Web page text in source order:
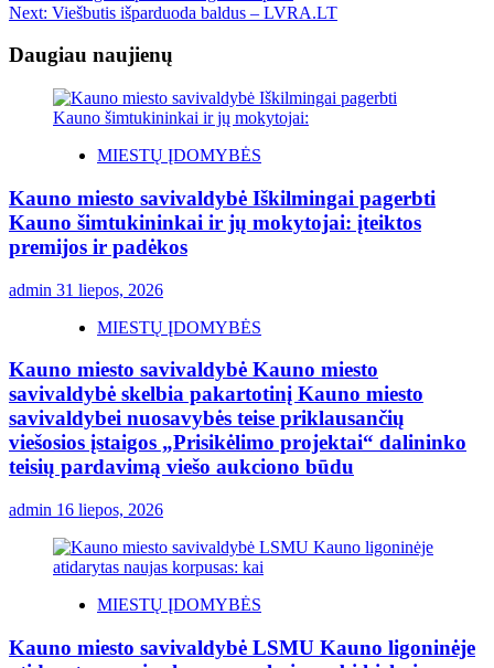
Next: Viešbutis išparduoda baldus – LVRA.LT
Daugiau naujienų
MIESTŲ ĮDOMYBĖS
Kauno miesto savivaldybė Iškilmingai pagerbti
Kauno šimtukininkai ir jų mokytojai: įteiktos
premijos ir padėkos
admin 31 liepos, 2026
MIESTŲ ĮDOMYBĖS
Kauno miesto savivaldybė Kauno miesto
savivaldybė skelbia pakartotinį Kauno miesto
savivaldybei nuosavybės teise priklausančių
viešosios įstaigos „Prisikėlimo projektai“ dalininko
teisių pardavimą viešo aukciono būdu
admin 16 liepos, 2026
MIESTŲ ĮDOMYBĖS
Kauno miesto savivaldybė LSMU Kauno ligoninėje